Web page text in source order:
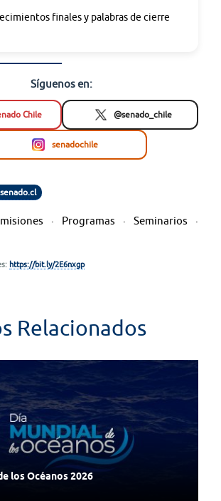
finales y palabras de cierre
Síguenos en:
Chile @senado_chile
senadochile
· Programas · Seminarios ·
https://bit.ly/2E6nxgp
Relacionados
los Océanos 2026